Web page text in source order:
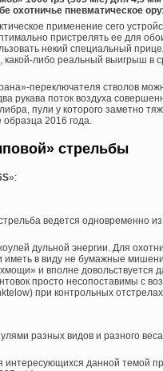
охотничье пневматическое
применение сего
пристрелять ее для
некий специальный
либо реальный выигрыш в
переключателя стволов
рукава поток воздуха
пули у которого заметно
2016 года.
стрельбы
S»:
ведется одновременно
дульной энергии. Для
иметь в виду не бумажные
и вполне довольствуется
просто несопоставимы с
при контрольных
разных видов и разного веса
данной темой